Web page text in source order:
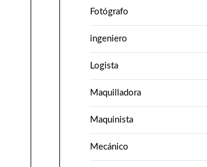
Fotógrafo
ingeniero
Logista
Maquilladora
Maquinista
Mecánico